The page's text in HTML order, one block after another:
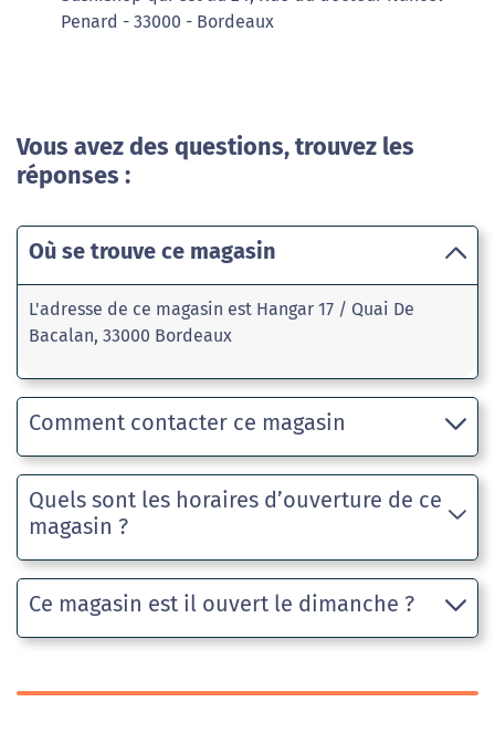
Penard - 33000 - Bordeaux
Vous avez des questions, trouvez les
réponses :
Où se trouve ce magasin
L'adresse de ce magasin est Hangar 17 / Quai De
Bacalan, 33000 Bordeaux
Comment contacter ce magasin
Quels sont les horaires d’ouverture de ce
magasin ?
Ce magasin est il ouvert le dimanche ?